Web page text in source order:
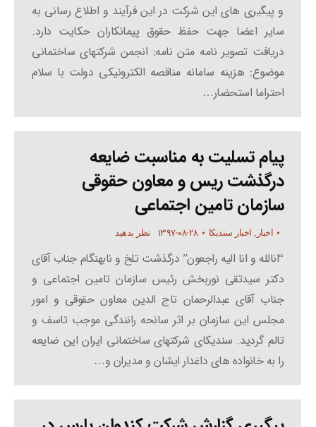
و پیگیری های این شرکت در این فرآیند و اطلاع رسانی به
سایر اعضا جهت حفظ حقوق پیمانکاران حکایت دارد.
دریافت تصویر نامه متن نامه: انجمن شرکتهای ساختمانی
موضوع: هزینه سامانه مناقصه الکترونیکی دولت با سلام
احتراما استحضار…
پیام تسلیت به مناسبت ضایعه
درگذشت ریس و معاون حقوقی
سازمان تامین اجتماعی
اخبار , اخبار سندیکا ۱۳۹۷-۰۸-۲۸ نظر بدهید
“انالله و انا الیه راجعون” درگذشت تلخ و نابهنگام جناب آقای
دکتر سیدتقی نوربخش رئیس سازمان تامین اجتماعی و
جناب آقای عبدالرحمان تاج الدین معاون حقوقی و امور
مجلس این سازمان بر اثر سانحه رانندگی موجب تاسف و
تالم گردید. سندیکای شرکتهای ساختمانی ایران این ضایعه
را به خانواده های داغدار ایشان و مدیران و…